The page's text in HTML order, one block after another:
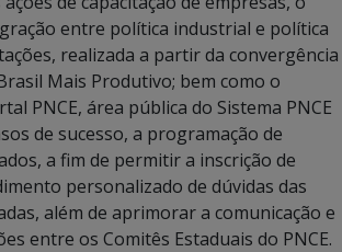
entre política industrial e política
realizada a partir da convergência
Mais Produtivo; bem como o
PNCE, área pública do Sistema PNCE
de sucesso, a programação de
a fim de permitir a inscrição de
personalizado de dúvidas das
além de aprimorar a comunicação e
entre os Comitês Estaduais do PNCE.